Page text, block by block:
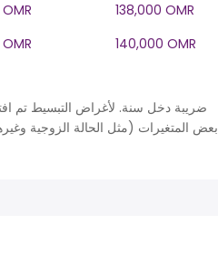
138,000 OMR
140,000 OMR
بعض المتغيرات (مثل الحالة الزوجية